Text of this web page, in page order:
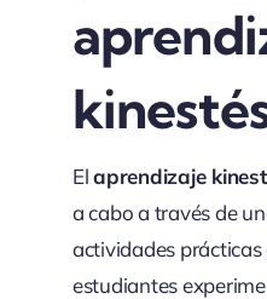
Elaprendizaje
a cabo a través de
actividades
estudiantes